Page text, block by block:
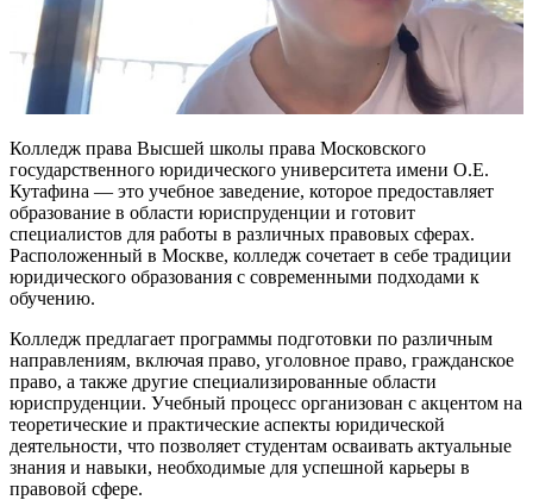
Колледж права Высшей школы права Московского
государственного юридического университета имени О.Е.
Кутафина — это учебное заведение, которое предоставляет
образование в области юриспруденции и готовит
специалистов для работы в различных правовых сферах.
Расположенный в Москве, колледж сочетает в себе традиции
юридического образования с современными подходами к
обучению.
Колледж предлагает программы подготовки по различным
направлениям, включая право, уголовное право, гражданское
право, а также другие специализированные области
юриспруденции. Учебный процесс организован с акцентом на
теоретические и практические аспекты юридической
деятельности, что позволяет студентам осваивать актуальные
знания и навыки, необходимые для успешной карьеры в
правовой сфере.